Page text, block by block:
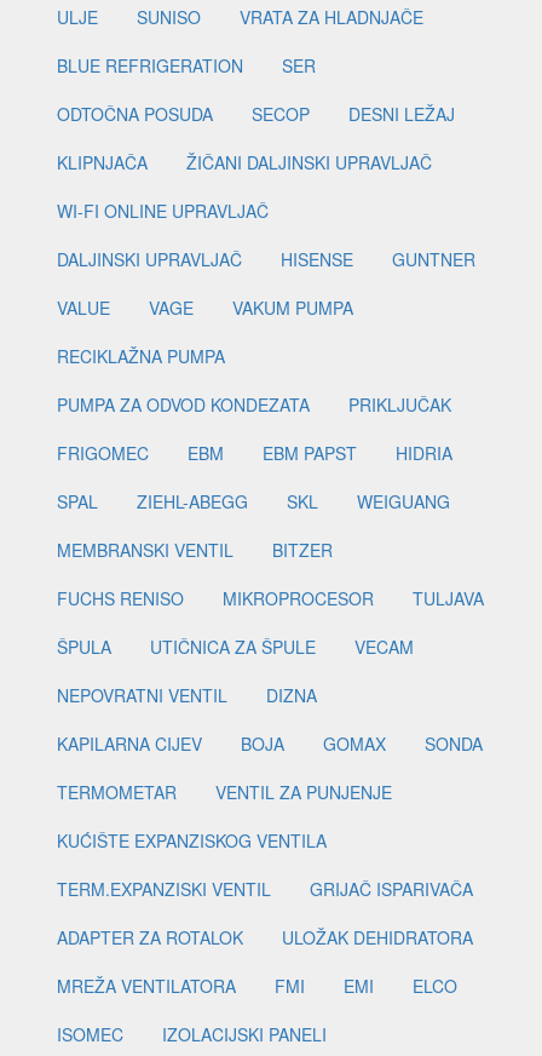
ULJE
SUNISO
VRATA ZA HLADNJAČE
BLUE REFRIGERATION
SER
ODTOČNA POSUDA
SECOP
DESNI LEŽAJ
KLIPNJAČA
ŽIČANI DALJINSKI UPRAVLJAČ
WI-FI ONLINE UPRAVLJAČ
DALJINSKI UPRAVLJAČ
HISENSE
GUNTNER
VALUE
VAGE
VAKUM PUMPA
RECIKLAŽNA PUMPA
PUMPA ZA ODVOD KONDEZATA
PRIKLJUČAK
FRIGOMEC
EBM EBM PAPST
HIDRIA
SPAL
ZIEHL-ABEGG SKL
WEIGUANG
MEMBRANSKI VENTIL
BITZER
FUCHS RENISO
MIKROPROCESOR
TULJAVA
ŠPULA
UTIČNICA ZA ŠPULE
VECAM
NEPOVRATNI VENTIL
DIZNA
KAPILARNA CIJEV
BOJA GOMAX
SONDA
TERMOMETAR
VENTIL ZA PUNJENJE
KUĆIŠTE EXPANZISKOG VENTILA
TERM.EXPANZISKI VENTIL
GRIJAČ ISPARIVAČA
ADAPTER ZA ROTALOK
ULOŽAK DEHIDRATORA
MREŽA VENTILATORA
FMI EMI
ELCO
ISOMEC
IZOLACIJSKI PANELI